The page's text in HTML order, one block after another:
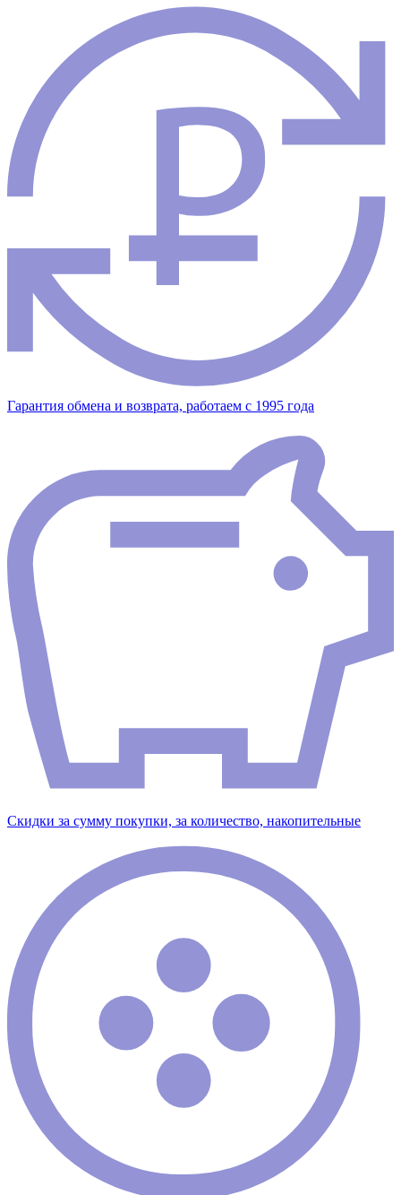
Гарантия обмена и возврата, работаем с 1995 года
Скидки за сумму покупки, за количество, накопительные